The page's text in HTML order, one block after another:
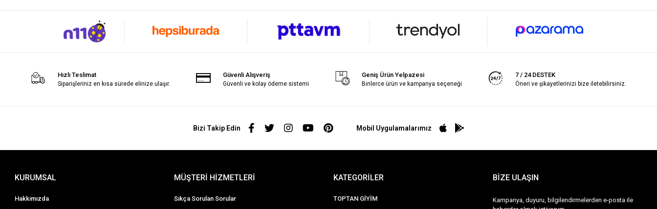
Hızlı Teslimat
Siparişleriniz en kısa sürede elinize ulaşır.
Güvenli Alışveriş
Güvenli ve kolay ödeme sistemi
Geniş Ürün Yelpazesi
Binlerce ürün ve kampanya seçeneği
7 / 24 DESTEK
Öneri ve şikayetlerinizi bize iletebilirsiniz.
Bizi Takip Edin Mobil Uygulamalarımız
KURUMSAL
Hakkımızda
MÜŞTERİ HİZMETLERİ
Sıkça Sorulan Sorular
KATEGORİLER
TOPTAN GİYİM
BİZE ULAŞIN
Kampanya, duyuru, bilgilendirmelerden e-posta ile